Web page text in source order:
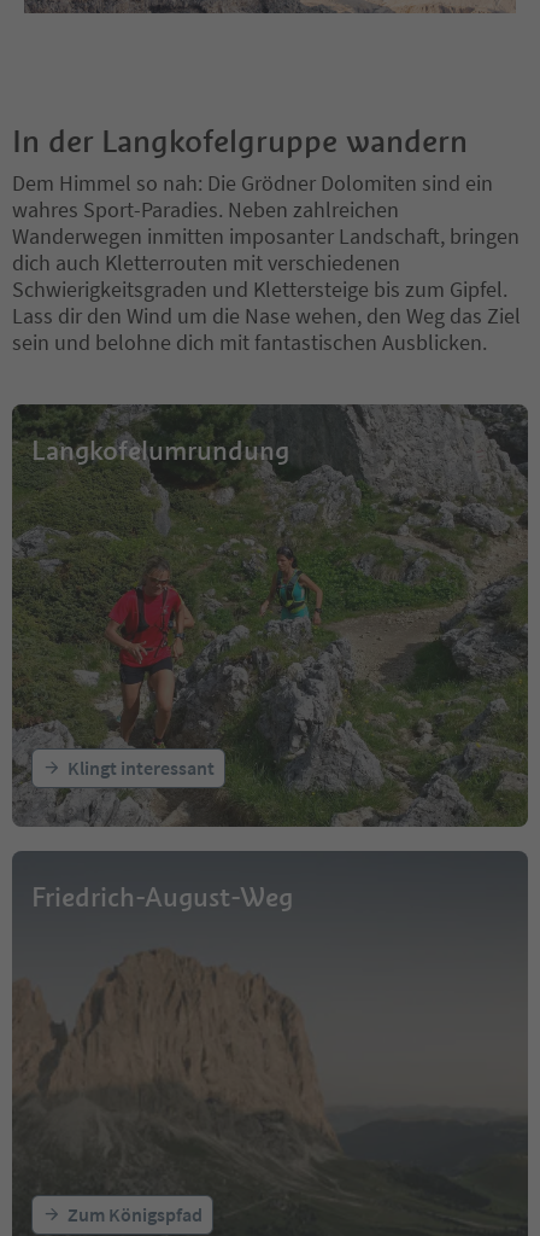
In der Langkofelgruppe wandern
Dem Himmel so nah: Die Grödner Dolomiten sind ein
wahres Sport-Paradies. Neben zahlreichen
Wanderwegen inmitten imposanter Landschaft, bringen
dich auch Kletterrouten mit verschiedenen
Schwierigkeitsgraden und Klettersteige bis zum Gipfel.
Lass dir den Wind um die Nase wehen, den Weg das Ziel
sein und belohne dich mit fantastischen Ausblicken.
Langkofelumrundung
Klingt interessant
Friedrich-August-Weg
Zum Königspfad